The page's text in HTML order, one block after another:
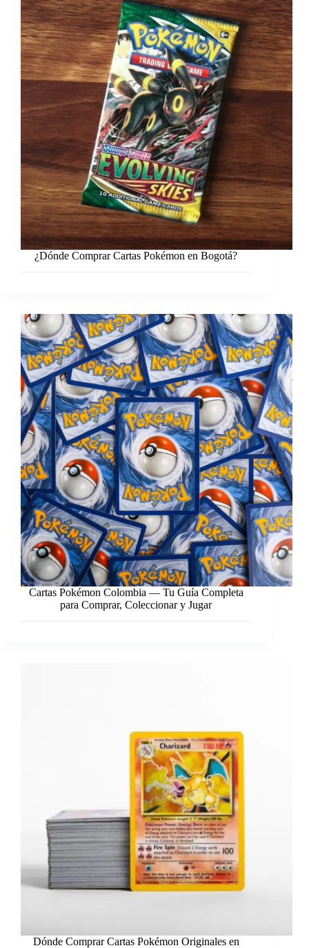
¿Dónde Comprar Cartas Pokémon en Bogotá?
Cartas Pokémon Colombia — Tu Guía Completa
para Comprar, Coleccionar y Jugar
Dónde Comprar Cartas Pokémon Originales en